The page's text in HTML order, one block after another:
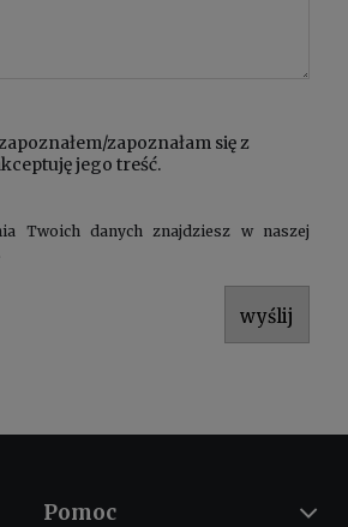
zapoznałam się z
jego treść.
Twoich danych znajdziesz w naszej
wyślij
Pomoc